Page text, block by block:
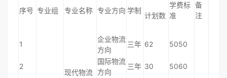
序号 专业组 专业名称 专业方向 学制
计划数
学费标
准
备
注
1
现代物流
企业物流
方向
三年 62 5050
2
国际物流
方向
三年 30 5060